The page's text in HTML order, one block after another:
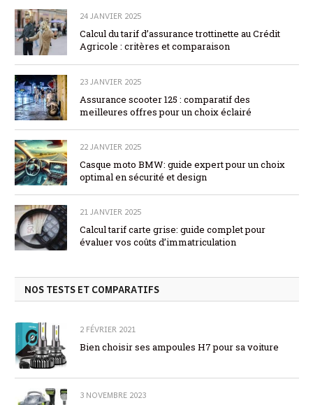
24 JANVIER 2025
Calcul du tarif d’assurance trottinette au Crédit
Agricole : critères et comparaison
23 JANVIER 2025
Assurance scooter 125 : comparatif des
meilleures offres pour un choix éclairé
22 JANVIER 2025
Casque moto BMW: guide expert pour un choix
optimal en sécurité et design
21 JANVIER 2025
Calcul tarif carte grise: guide complet pour
évaluer vos coûts d’immatriculation
NOS TESTS ET COMPARATIFS
2 FÉVRIER 2021
Bien choisir ses ampoules H7 pour sa voiture
3 NOVEMBRE 2023